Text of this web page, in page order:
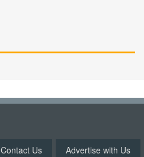
Contact Us
Advertise with Us